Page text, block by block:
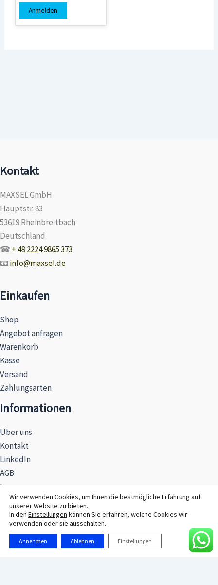
Anmelden
Kontakt
MAXSEL GmbH
Hauptstr. 83
53619 Rheinbreitbach
Deutschland
☎ + 49 2224 9865 373
📧 info@maxsel.de
Einkaufen
Shop
Angebot anfragen
Warenkorb
Kasse
Versand
Zahlungsarten
Informationen
Über uns
Kontakt
LinkedIn
AGB
Impressum
Datenschutzerklärung
Hinweise zur Batterieentsorgung
Wir verwenden Cookies, um Ihnen die bestmögliche Erfahrung auf
unserer Website zu bieten.
In den Einstellungen können Sie erfahren, welche Cookies wir
verwenden oder sie ausschalten.
Annehmen Ablehnen Einstellungen